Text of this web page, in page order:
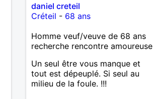
daniel creteil
Créteil - 68 ans
Homme veuf/veuve de 68 ans
recherche rencontre amoureuse
Un seul être vous manque et
tout est dépeuplé. Si seul au
milieu de la foule. !!!